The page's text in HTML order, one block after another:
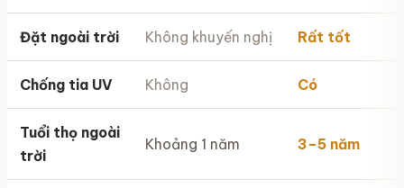
Đặt ngoài trời Không khuyến nghị Rất tốt
Chống tia UV Không Có
Tuổi thọ ngoài
trời
Khoảng 1 năm 3–5 năm